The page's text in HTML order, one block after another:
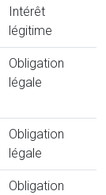
Intérêt
légitime
Obligation
légale
Obligation
légale
Obligation